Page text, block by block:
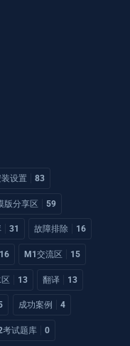
设置 83
版分享区 59
31 故障排除 16
16 M1交流区 15
13 翻译 13
成功案例 4
试题库 0